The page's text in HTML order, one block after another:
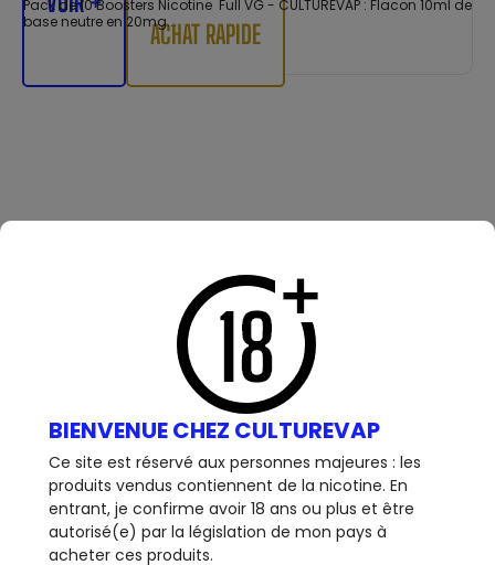
BIENVENUE CHEZ CULTUREVAP
Ce site est réservé aux personnes majeures : les
produits vendus contiennent de la nicotine. En
entrant, je confirme avoir 18 ans ou plus et être
autorisé(e) par la législation de mon pays à
acheter ces produits.
Pack de 10 Boosters Nicotine Full VG - CULTUREVAP : Flacon 10ml de
base neutre en 20mg...ACHAT RAPIDE
Le Coq qui vape
TYPE D'ARÔME
Arôme Concentré Tabac M - Le Coq qui vape
Arôme Concentré - 30ml - Tabac M - Le Coq
qui vape: Un classic blond qui va à l'essentiel !